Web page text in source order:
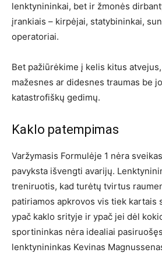
lenktynininkai, bet ir žmonės
įrankiais – kirpėjai, statybininkai,
operatoriai.
Bet pažiūrėkime į kelis kitus
mažesnes ar didesnes traumas be
katastrofiškų gedimų.
Kaklo patempimas
Varžymasis Formulėje 1 nėra
pavyksta išvengti avarijų.
treniruotis, kad turėtų tvirtus
patiriamos apkrovos vis tiek kartais
ypač kaklo srityje ir ypač jei dėl
sportininkas nėra idealiai
lenktynininkas Kevinas